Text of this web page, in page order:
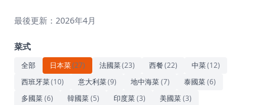
運動
藝術文化
最後更新：2026年4月
菜式
全部 日本菜(27) 法國菜(23) 西餐(22) 中菜(12)
西班牙菜(10) 意大利菜(9) 地中海菜(7) 泰國菜(6)
多國菜(6) 韓國菜(5) 印度菜(3) 美國菜(3)